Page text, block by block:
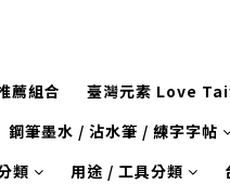
薦組合 臺灣元素 Love
鋼筆墨水 / 沾水筆 / 練字字帖
類 用途 / 工具分類